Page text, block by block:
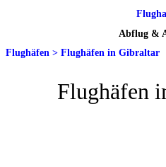
Abflug &
Flughäfen > Flughäfen in Gibraltar
Flughäfen